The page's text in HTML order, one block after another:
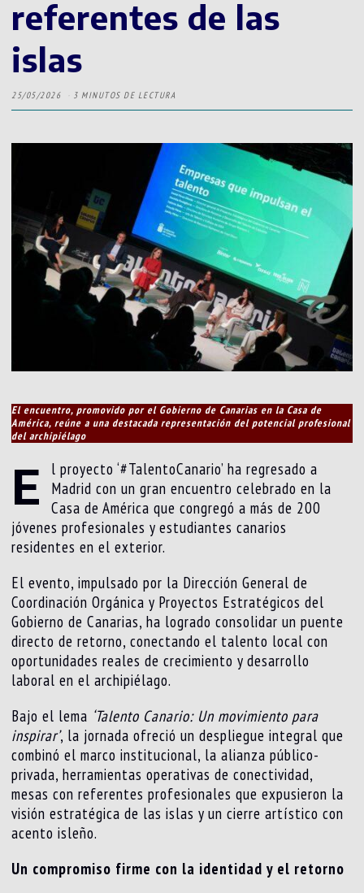
referentes de las
islas
25/05/2026 3 MINUTOS DE LECTURA
El encuentro, promovido por el Gobierno de Canarias en la Casa de
América, reúne a una destacada representación del potencial profesional
del archipiélago
E
l proyecto ‘#TalentoCanario’ ha regresado a
Madrid con un gran encuentro celebrado en la
Casa de América que congregó a más de 200
jóvenes profesionales y estudiantes canarios
residentes en el exterior.
El evento, impulsado por la Dirección General de
Coordinación Orgánica y Proyectos Estratégicos del
Gobierno de Canarias, ha logrado consolidar un puente
directo de retorno, conectando el talento local con
oportunidades reales de crecimiento y desarrollo
laboral en el archipiélago.
Bajo el lema ‘Talento Canario: Un movimiento para
inspirar’, la jornada ofreció un despliegue integral que
combinó el marco institucional, la alianza público-
privada, herramientas operativas de conectividad,
mesas con referentes profesionales que expusieron la
visión estratégica de las islas y un cierre artístico con
acento isleño.
Un compromiso firme con la identidad y el retorno